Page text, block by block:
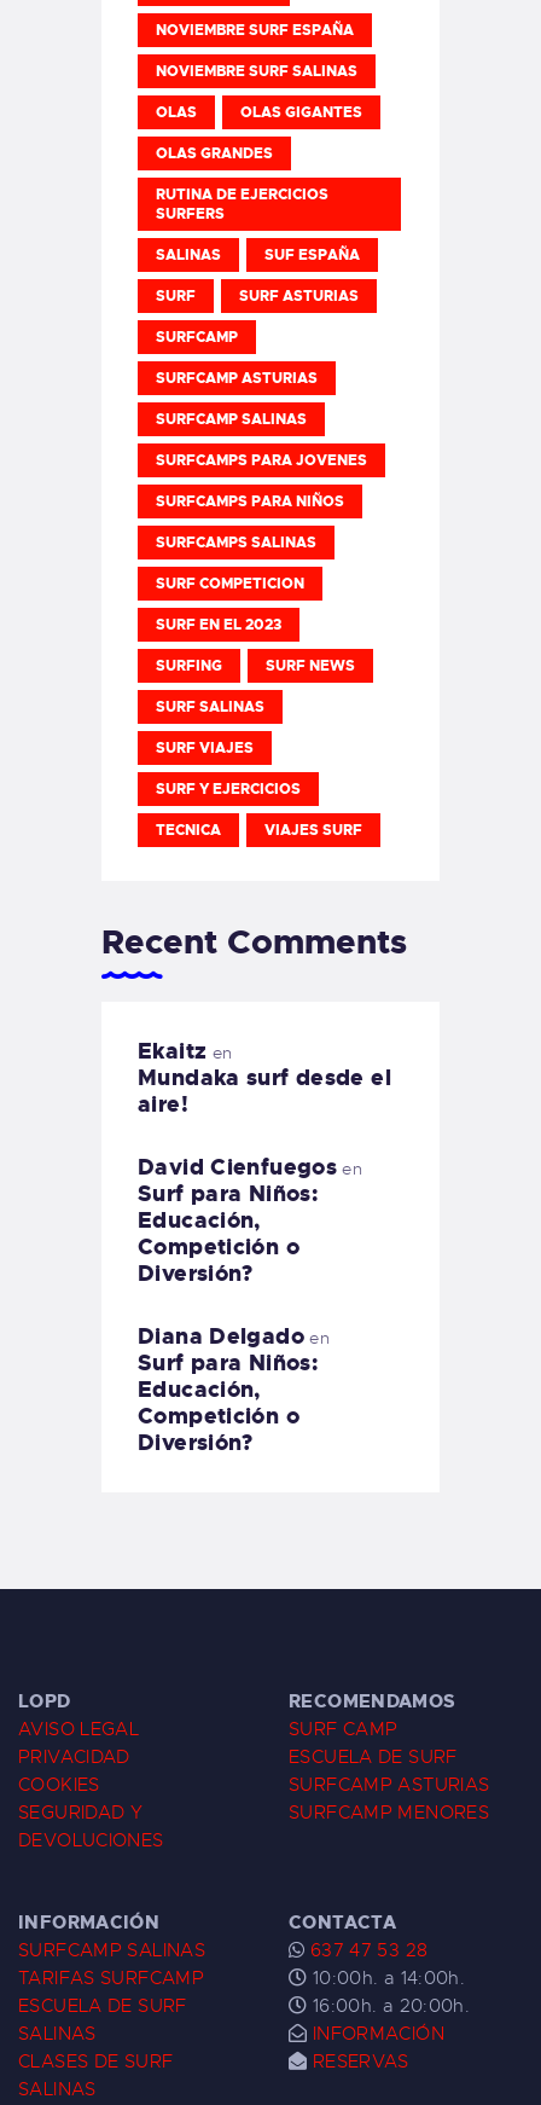
NOVIEMBRE SURF ESPAÑA
NOVIEMBRE SURF SALINAS
OLAS OLAS GIGANTES
OLAS GRANDES
RUTINA DE EJERCICIOS
SURFERS
SALINAS SUF ESPAÑA
SURF SURF ASTURIAS
SURFCAMP
SURFCAMP ASTURIAS
SURFCAMP SALINAS
SURFCAMPS PARA JOVENES
SURFCAMPS PARA NIÑOS
SURFCAMPS SALINAS
SURF COMPETICION
SURF EN EL 2023
SURFING SURF NEWS
SURF SALINAS
SURF VIAJES
SURF Y EJERCICIOS
TECNICA VIAJES SURF
Recent Comments
Ekaitz en
Mundaka surf desde el
aire!
David Cienfuegos en
Surf para Niños:
Educación,
Competición o
Diversión?
Diana Delgadoen
Surf para Niños:
Educación,
Competición o
Diversión?
LOPD
AVISO LEGAL
PRIVACIDAD
COOKIES
SEGURIDAD Y
DEVOLUCIONES
RECOMENDAMOS
SURF CAMP
ESCUELA DE SURF
SURFCAMP ASTURIAS
SURFCAMP MENORES
INFORMACIÓN
SURFCAMP SALINAS
TARIFAS SURFCAMP
ESCUELA DE SURF
SALINAS
CLASES DE SURF
SALINAS
CONTACTA
637 47 53 28
10:00h. a 14:00h.
16:00h. a 20:00h.
INFORMACIÓN
RESERVAS